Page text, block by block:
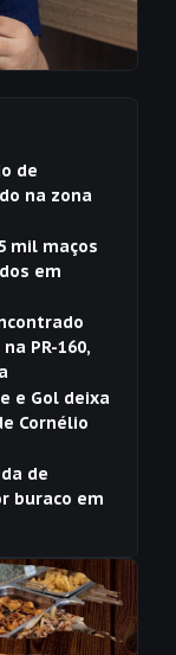
de
na zona
mil maços
em
PR-160,
e Gol deixa
Cornélio
de
buraco em